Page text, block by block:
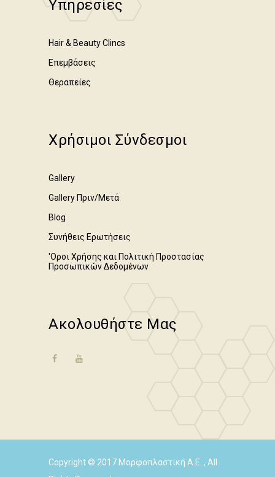
Υπηρεσίες
Hair & Beauty Clincs
Επεμβάσεις
Θεραπείες
Χρήσιμοι Σύνδεσμοι
Gallery
Gallery Πριν/Μετά
Blog
Συνήθεις Ερωτήσεις
'Οροι Χρήσης και Πολιτική Προστασίας
Προσωπικών Δεδομένων
Ακολουθήστε Μας
Copyright © 2017 Μορφοπλαστική Α.Ε. , All